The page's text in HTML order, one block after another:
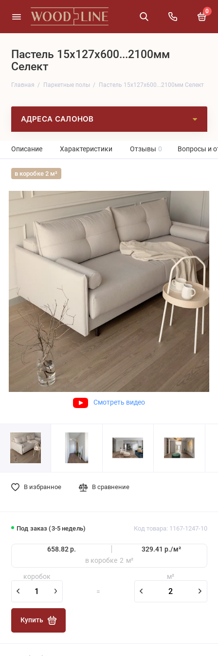
0
Пастель 15x127x600...2100мм
Селект
Главная Паркетные полы Пастель 15x127x600...2100мм Селект
АДРЕСА САЛОНОВ
Описание Характеристики Отзывы 0 Вопросы и
в коробке 2 м²
Смотреть видео
Под заказ (3-5 недель) Код товара: 1167-1247-10
658.82 р. 329.41 р./м²
в коробке 2 м²
коробок
=
м²
Купить
В избранное В сравнение